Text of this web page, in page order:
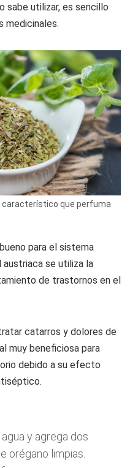
sabe utilizar, es sencillo
medicinales.
característico que perfuma
para el sistema
austriaca se utiliza la
de trastornos en el
catarros y dolores de
muy beneficiosa para
debido a su efecto
y agrega dos
orégano limpias.